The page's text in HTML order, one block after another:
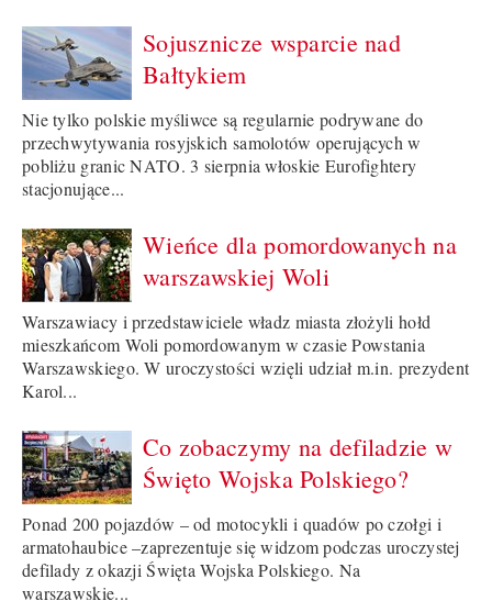
Sojusznicze wsparcie nad
Bałtykiem
Nie tylko polskie myśliwce są regularnie podrywane do
przechwytywania rosyjskich samolotów operujących w
pobliżu granic NATO. 3 sierpnia włoskie Eurofightery
stacjonujące...
Wieńce dla pomordowanych na
warszawskiej Woli
Warszawiacy i przedstawiciele władz miasta złożyli hołd
mieszkańcom Woli pomordowanym w czasie Powstania
Warszawskiego. W uroczystości wzięli udział m.in. prezydent
Karol...
Co zobaczymy na defiladzie w
Święto Wojska Polskiego?
Ponad 200 pojazdów – od motocykli i quadów po czołgi i
armatohaubice –zaprezentuje się widzom podczas uroczystej
defilady z okazji Święta Wojska Polskiego. Na
warszawskie...